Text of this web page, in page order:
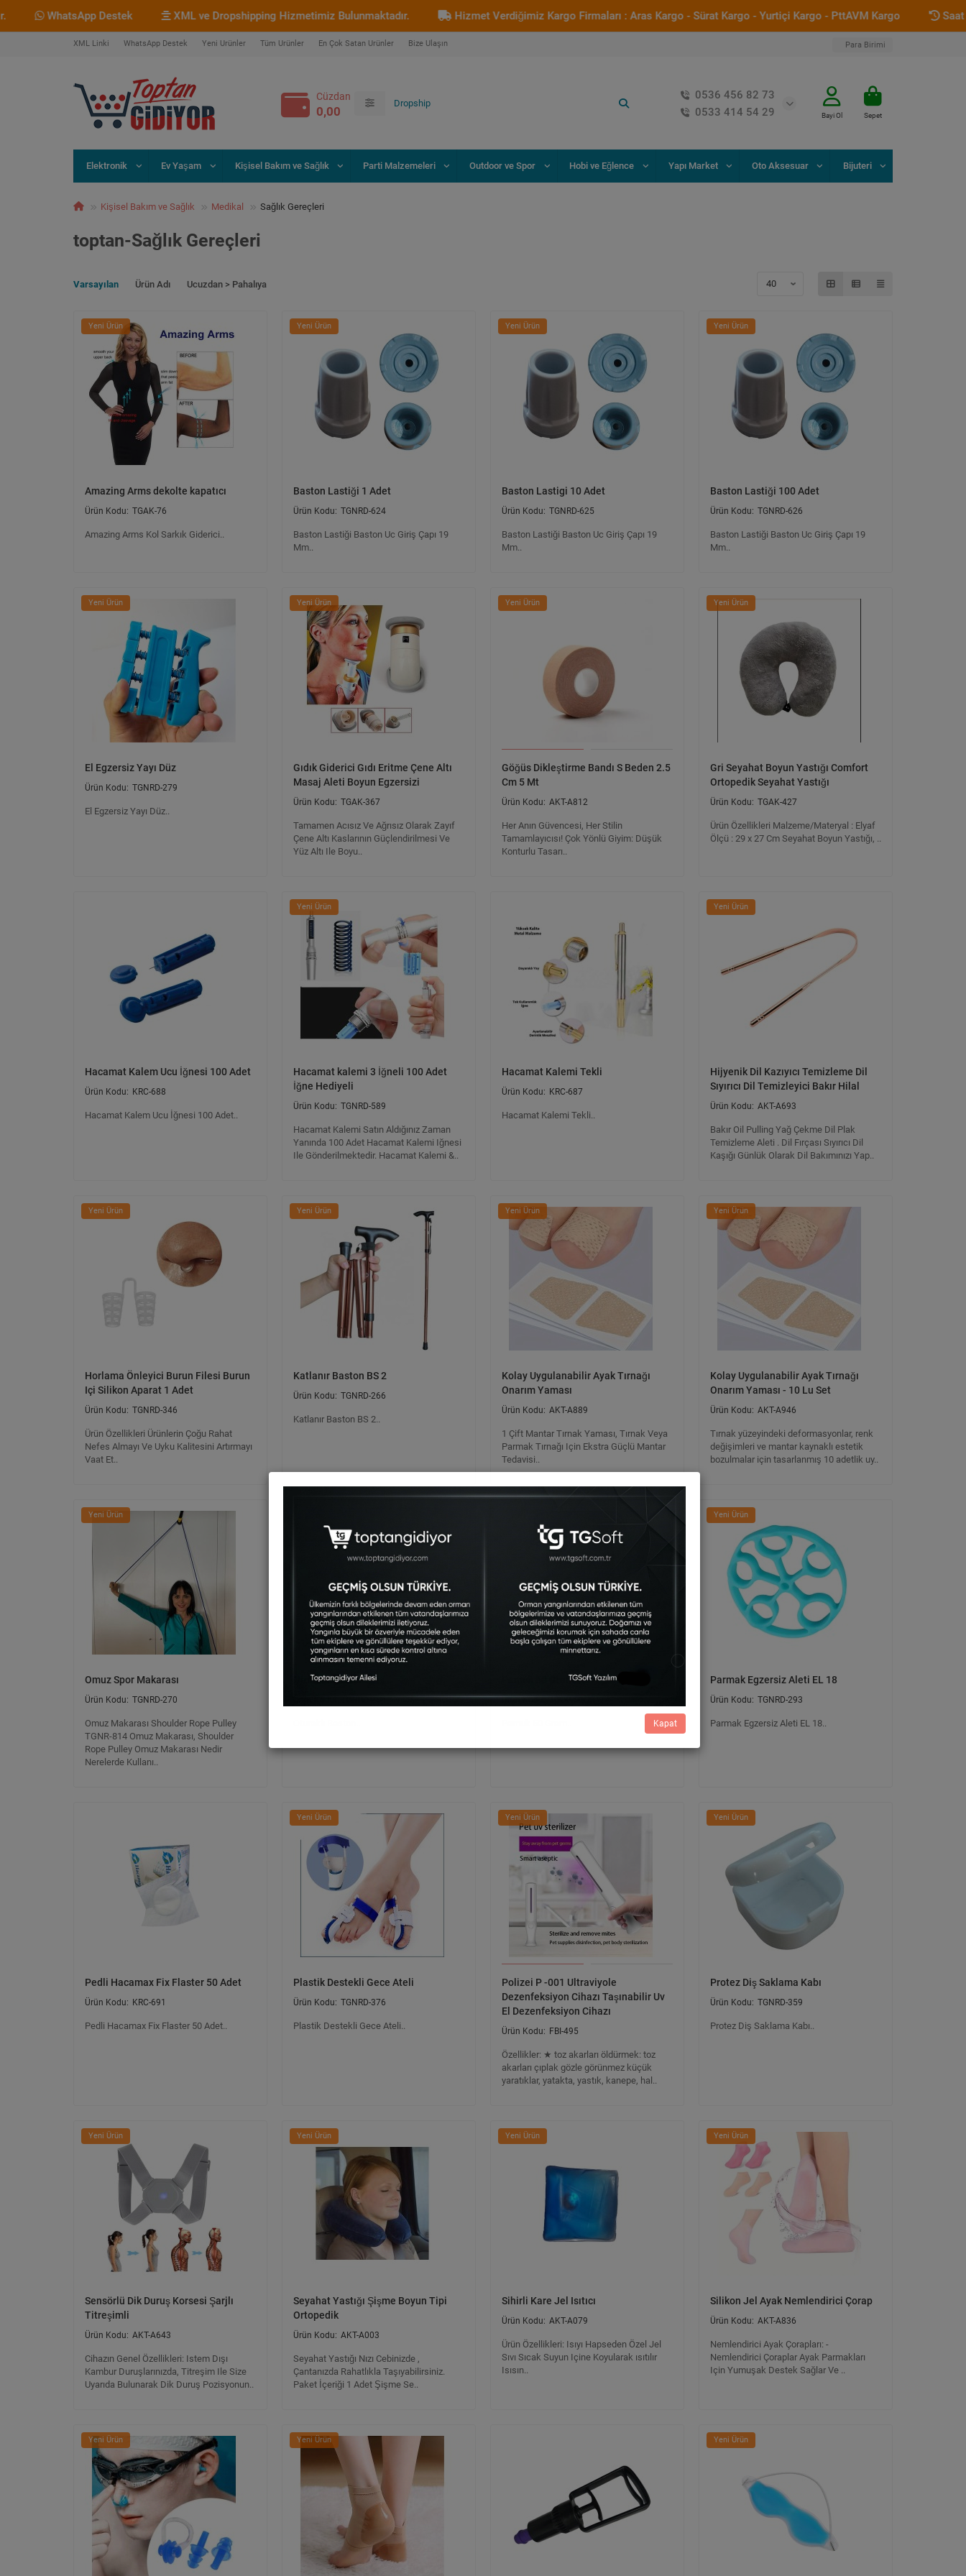
Destek XML ve Dropshipping Hizmetimiz Bulunmaktadır. Hizmet Verdiğimiz Kargo Firmaları : Aras Kargo - Sürat Kargo - Yurtiçi Kargo - PttAVM Kargo Saat 12:00 ' a Kadar
XML Linki WhatsApp Destek Yeni Ürünler Tüm Ürünler En Çok Satan Ürünler Bize Ulaşın Para Birimi
Cüzdan
0,00
0536 456 82 73
0533 414 54 29
Bayi Ol Sepet
Elektronik Ev Yaşam Kişisel Bakım ve Sağlık Parti Malzemeleri Outdoor ve Spor Hobi ve Eğlence Yapı Market Oto Aksesuar Bijuteri
Kişisel Bakım ve Sağlık Medikal Sağlık Gereçleri
toptan-Sağlık Gereçleri
Varsayılan Ürün Adı Ucuzdan > Pahalıya
Yeni Ürün
Amazing Arms dekolte kapatıcı
TGAK-76
Amazing Arms Kol Sarkık Giderici..
Yeni Ürün
Baston Lastiği 1 Adet
TGNRD-624
Baston Lastiği Baston Uc Giriş Çapı 19
Mm..
Yeni Ürün
Baston Lastigi 10 Adet
TGNRD-625
Baston Lastiği Baston Uc Giriş Çapı 19
Mm..
Yeni Ürün
Baston Lastiği 100 Adet
TGNRD-626
Baston Lastiği Baston Uc Giriş Çapı 19
Mm..
Yeni Ürün
El Egzersiz Yayı Düz
TGNRD-279
El Egzersiz Yayı Düz..
Yeni Ürün
Gıdık Giderici Gıdı Eritme Çene Altı
Masaj Aleti Boyun Egzersizi
TGAK-367
Tamamen Acısız Ve Ağrısız Olarak Zayıf
Çene Altı Kaslarının Güçlendirilmesi Ve
Yüz Altı Ile Boyu..
Yeni Ürün
Göğüs Dikleştirme Bandı S Beden 2.5
Cm 5 Mt
AKT-A812
Her Anın Güvencesi, Her Stilin
Tamamlayıcısı! Çok Yönlü Giyim: Düşük
Konturlu Tasarı..
Yeni Ürün
Gri Seyahat Boyun Yastığı Comfort
Ortopedik Seyahat Yastığı
TGAK-427
Ürün Özellikleri Malzeme/Materyal : Elyaf
Ölçü : 29 x 27 Cm Seyahat Boyun Yastığı, ..
Hacamat Kalem Ucu İğnesi 100 Adet
KRC-688
Hacamat Kalem Ucu İğnesi 100 Adet..
Yeni Ürün
Hacamat kalemi 3 İğneli 100 Adet
İğne Hediyeli
TGNRD-589
Hacamat Kalemi Satın Aldığınız Zaman
Yanında 100 Adet Hacamat Kalemi Iğnesi
Ile Gönderilmektedir. Hacamat Kalemi &..
Hacamat Kalemi Tekli
KRC-687
Hacamat Kalemi Tekli..
Yeni Ürün
Hijyenik Dil Kazıyıcı Temizleme Dil
Sıyırıcı Dil Temizleyici Bakır Hilal
AKT-A693
Bakır Oil Pulling Yağ Çekme Dil Plak
Temizleme Aleti . Dil Fırçası Sıyırıcı Dil
Kaşığı Günlük Olarak Dil Bakımınızı Yap..
Yeni Ürün
Horlama Önleyici Burun Filesi Burun
Içi Silikon Aparat 1 Adet
TGNRD-346
Ürün Özellikleri Ürünlerin Çoğu Rahat
Nefes Almayı Ve Uyku Kalitesini Artırmayı
Vaat Et..
Yeni Ürün
Katlanır Baston BS 2
TGNRD-266
Katlanır Baston BS 2..
Yeni Ürün
Kolay Uygulanabilir Ayak Tırnağı
Onarım Yaması
AKT-A889
1 Çift Mantar Tırnak Yaması, Tırnak Veya
Parmak Tırnağı Için Ekstra Güçlü Mantar
Tedavisi..
Yeni Ürün
Kolay Uygulanabilir Ayak Tırnağı
Onarım Yaması - 10 Lu Set
AKT-A946
Tırnak yüzeyindeki deformasyonlar, renk
değişimleri ve mantar kaynaklı estetik
bozulmalar için tasarlanmış 10 adetlik uy..
Yeni Ürün
Omuz Spor Makarası
TGNRD-270
Omuz Makarası Shoulder Rope Pulley
TGNR-814 Omuz Makarası, Shoulder
Rope Pulley Omuz Makarası Nedir
Nerelerde Kullanı..
Oturaklı Baston
TGNRD-254
Pamuk 50 Gram
TGDP-50GR
Yeni Ürün
Parmak Egzersiz Aleti EL 18
TGNRD-293
Parmak Egzersiz Aleti EL 18..
Pedli Hacamax Fix Flaster 50 Adet
KRC-691
Pedli Hacamax Fix Flaster 50 Adet..
Yeni Ürün
Plastik Destekli Gece Ateli
TGNRD-376
Plastik Destekli Gece Ateli..
Yeni Ürün
Polizei P -001 Ultraviyole
Dezenfeksiyon Cihazı Taşınabilir Uv
El Dezenfeksiyon Cihazı
FBI-495
Özellikler: ★ toz akarları öldürmek: toz
akarları çıplak gözle görünmez küçük
yaratıklar, yatakta, yastık, kanepe, hal..
Yeni Ürün
Protez Diş Saklama Kabı
TGNRD-359
Protez Diş Saklama Kabı..
Yeni Ürün
Sensörlü Dik Duruş Korsesi Şarjlı
Titreşimli
AKT-A643
Cihazın Genel Özellikleri: Istem Dışı
Kambur Duruşlarınızda, Titreşim Ile Size
Uyarıda Bulunarak Dik Duruş Pozisyonun..
Yeni Ürün
Seyahat Yastığı Şişme Boyun Tipi
Ortopedik
AKT-A003
Seyahat Yastığı Nızı Cebinizde ,
Çantanızda Rahatlıkla Taşıyabilirsiniz.
Paket İçeriği 1 Adet Şişme Se..
Yeni Ürün
Sihirli Kare Jel Isıtıcı
AKT-A079
Ürün Özellikleri: Isıyı Hapseden Özel Jel
Sıvı Sıcak Suyun Içine Koyularak ısıtılır
Isısın..
Yeni Ürün
Silikon Jel Ayak Nemlendirici Çorap
AKT-A836
Nemlendirici Ayak Çorapları: -
Nemlendirici Çoraplar Ayak Parmakları
Için Yumuşak Destek Sağlar Ve ..
Yeni Ürün Yeni Ürün Yeni Ürün
Kapat